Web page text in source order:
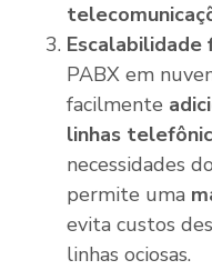
Escalabilidade
PABX em
facilmente
linhas
necessidades
permite uma
evita custos
linhas ociosas.